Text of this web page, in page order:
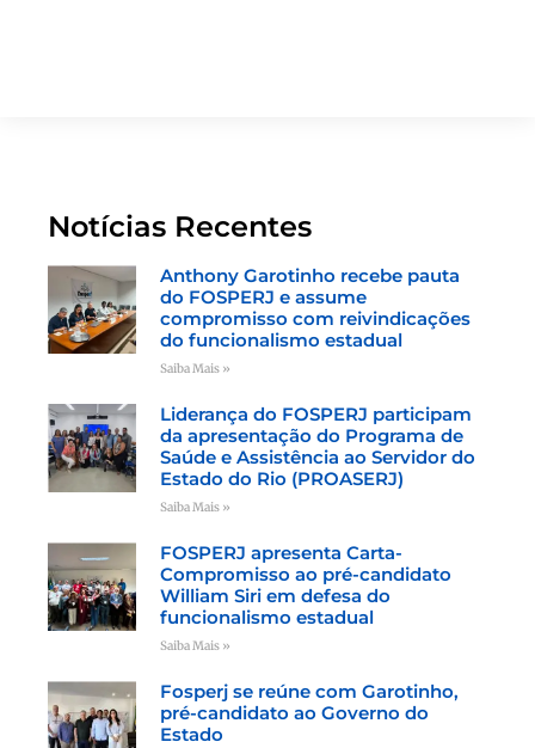
Notícias Recentes
Anthony Garotinho recebe pauta
do FOSPERJ e assume
compromisso com reivindicações
do funcionalismo estadual
Saiba Mais »
Liderança do FOSPERJ participam
da apresentação do Programa de
Saúde e Assistência ao Servidor do
Estado do Rio (PROASERJ)
Saiba Mais »
FOSPERJ apresenta Carta-
Compromisso ao pré-candidato
William Siri em defesa do
funcionalismo estadual
Saiba Mais »
Fosperj se reúne com Garotinho,
pré-candidato ao Governo do
Estado